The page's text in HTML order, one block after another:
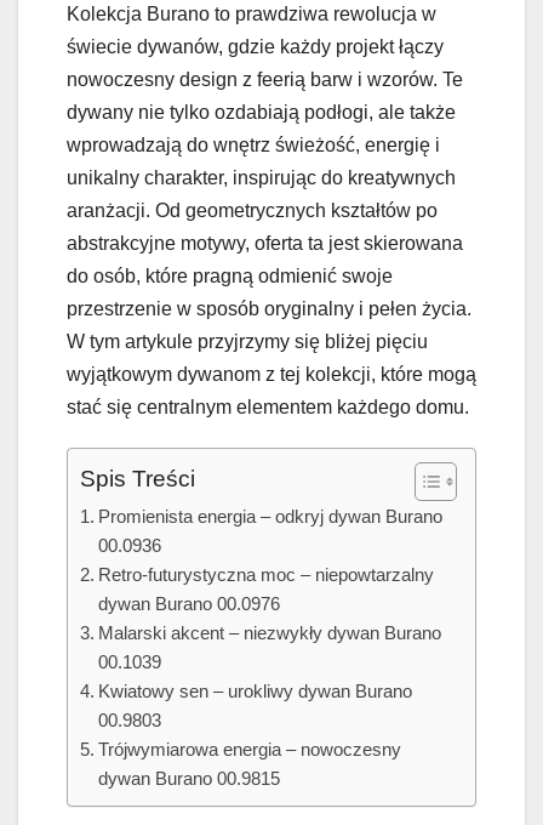
Kolekcja Burano to prawdziwa rewolucja w
świecie dywanów, gdzie każdy projekt łączy
nowoczesny design z feerią barw i wzorów. Te
dywany nie tylko ozdabiają podłogi, ale także
wprowadzają do wnętrz świeżość, energię i
unikalny charakter, inspirując do kreatywnych
aranżacji. Od geometrycznych kształtów po
abstrakcyjne motywy, oferta ta jest skierowana
do osób, które pragną odmienić swoje
przestrzenie w sposób oryginalny i pełen życia.
W tym artykule przyjrzymy się bliżej pięciu
wyjątkowym dywanom z tej kolekcji, które mogą
stać się centralnym elementem każdego domu.
Spis Treści
Promienista energia – odkryj dywan Burano
00.0936
Retro-futurystyczna moc – niepowtarzalny
dywan Burano 00.0976
Malarski akcent – niezwykły dywan Burano
00.1039
Kwiatowy sen – urokliwy dywan Burano
00.9803
Trójwymiarowa energia – nowoczesny
dywan Burano 00.9815